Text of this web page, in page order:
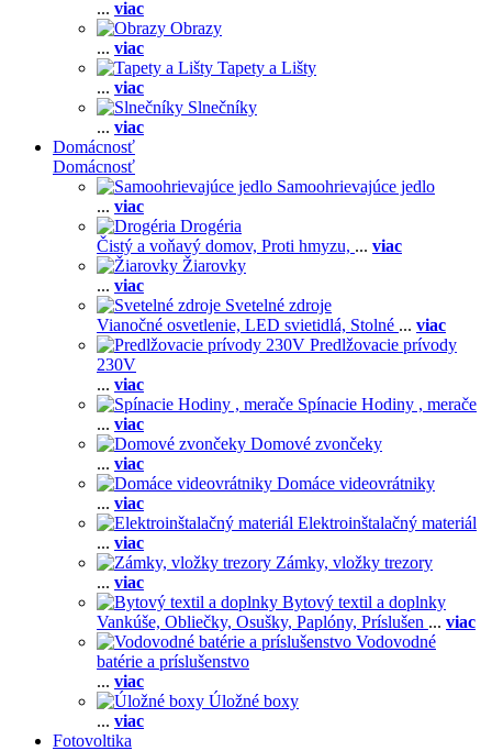
... viac
Obrazy
... viac
Tapety a Lišty
... viac
Slnečníky
... viac
Domácnosť
Domácnosť
Samoohrievajúce jedlo
... viac
Drogéria
Čistý a voňavý domov, Proti hmyzu, ... viac
Žiarovky
... viac
Svetelné zdroje
Vianočné osvetlenie, LED svietidlá, Stolné ... viac
Predlžovacie prívody
230V
... viac
Spínacie Hodiny , merače
... viac
Domové zvončeky
... viac
Domáce videovrátniky
... viac
Elektroinštalačný materiál
... viac
Zámky, vložky trezory
... viac
Bytový textil a doplnky
Vankúše, Obliečky, Osušky, Paplóny, Príslušen ... viac
Vodovodné
batérie a príslušenstvo
... viac
Úložné boxy
... viac
Fotovoltika